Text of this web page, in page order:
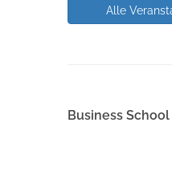
Alle
Business